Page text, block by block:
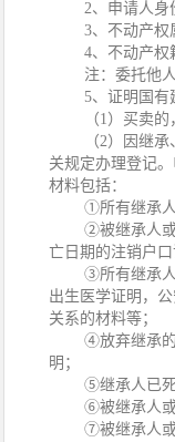
2、申请人身
3、不动产权
4、不动产权
注：委托他
5、证明国有
（1）买卖的
（2）因继承
关规定办理登记
材料包括：
①所有继承
②被继承人
亡日期的注销户
③所有继承
出生医学证明，
关系的材料等；
④放弃继承
明；
⑤继承人已
⑥被继承人
⑦被继承人